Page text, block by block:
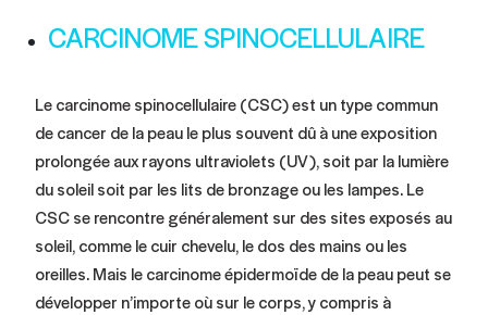
CARCINOME SPINOCELLULAIRE
Le carcinome spinocellulaire (CSC) est un type commun
de cancer de la peau le plus souvent dû à une exposition
prolongée aux rayons ultraviolets (UV), soit par la lumière
du soleil soit par les lits de bronzage ou les lampes. Le
CSC se rencontre généralement sur des sites exposés au
soleil, comme le cuir chevelu, le dos des mains ou les
oreilles. Mais le carcinome épidermoïde de la peau peut se
développer n’importe où sur le corps, y compris à